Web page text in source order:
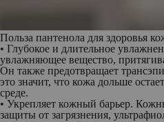
Польза пантенола для здоровья
• Глубокое и длительное
увлажняющее вещество,
Он также предотвращает
это значит, что кожа дольше
среде.
• Укрепляет кожный барьер.
защиты от загрязнения,